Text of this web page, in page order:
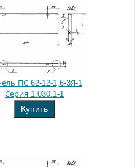
ПС 62-12-1,6-3Я-1
Серия 1.030.1-1
Купить